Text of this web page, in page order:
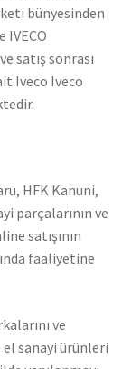
bünyesinden
IVECO
satış sonrası
Iveco Iveco
HFK Kanuni,
parçalarının ve
satışının
faaliyetine
ve
el sanayi ürünleri